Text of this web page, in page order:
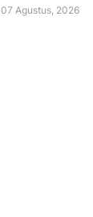
07 Agustus, 2026